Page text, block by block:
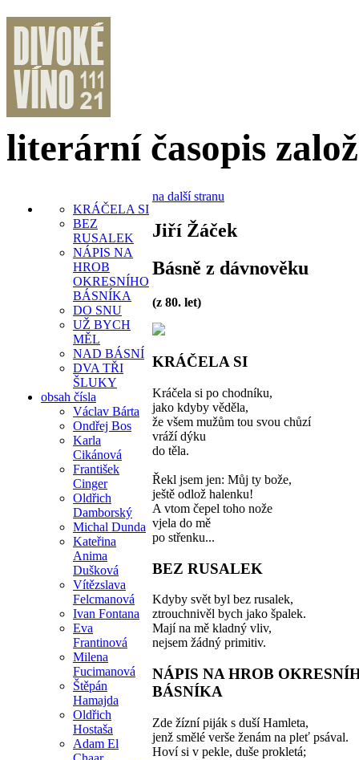
literární časopis
KRÁČELA SI
BEZ
RUSALEK
NÁPIS NA
HROB
OKRESNÍHO
BÁSNÍKA
DO SNU
UŽ BYCH
MĚL
NAD BÁSNÍ
DVA TŘI
ŠLUKY
obsah čísla
Václav Bárta
Ondřej Bos
Karla
Cikánová
František
Cinger
Oldřich
Damborský
Michal Dunda
Kateřina
Anima
Dušková
Vítězslava
Felcmanová
Ivan Fontana
Eva
Frantinová
Milena
Fucimanová
Štěpán
Hamajda
Oldřich
Hostaša
Adam El
na další stranu
Jiří Žáček
Básně z dávnověku
(z 80. let)
KRÁČELA SI
Kráčela si po chodníku,
jako kdyby věděla,
že všem mužům tou svou chůzí
vráží dýku
do těla.
Řekl jsem jen: Můj ty bože,
ještě odlož halenku!
A vtom čepel toho nože
vjela do mě
po střenku...
BEZ RUSALEK
Kdyby svět byl bez rusalek,
ztrouchnivěl bych jako špalek.
Mají na mě kladný vliv,
nejsem žádný primitiv.
NÁPIS NA HROB
BÁSNÍKA
Zde žízní piják s duší Hamleta,
jenž smělé verše ženám na pleť psával.
Hoví si v pekle, duše prokletá;